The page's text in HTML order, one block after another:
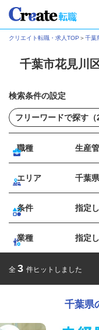
クリエイト転職・求人TOP ＞千葉
千葉市花見川
検索条件の設定
職種 生産
エリア 千葉
条件 指定
業種 指定
全 3 件ヒットしました
千葉県